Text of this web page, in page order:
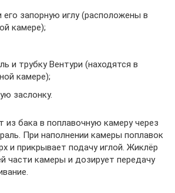
его запорную иглу (расположены в
камере);
и трубку Вентури (находятся в
камере);
заслонку.
из бака в поплавочную камеру через
При наполнении камеры поплавок
и прикрывает подачу иглой. Жиклёр
части камеры и дозирует передачу